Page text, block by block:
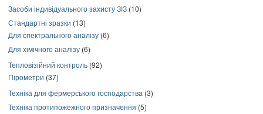
Засоби індивідуального захисту ЗІЗ (10)
Стандартні зразки (13)
Для спектрального аналізу (6)
Для хімічного аналізу (6)
Тепловізійний контроль (92)
Пірометри (37)
Техніка для фермерського господарства (3)
Техніка протипожежного призначення (5)